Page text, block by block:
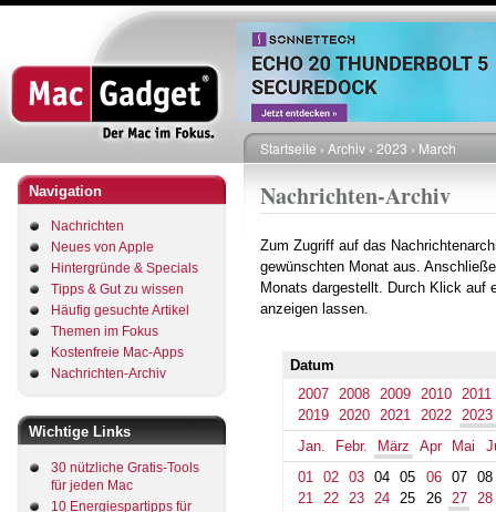
Direkt
zum
Inhalt
Navigation
Nachrichten
Neues von Apple
Hintergründe & Specials
Tipps & Gut zu wissen
Häufig gesuchte Artikel
Themen im Fokus
Kostenfreie Mac-Apps
Nachrichten-Archiv
Wichtige Links
30 nützliche Gratis-Tools
für jeden Mac
10 Energiespartipps für
Pfadnavigation
Startseite Archiv 2023 March
Nachrichten-Archiv
Zum Zugriff auf das
gewünschten Monat aus.
Monats dargestellt. Durch Klick auf
anzeigen lassen.
Datum
2007
2008 2009 2010
2011
2019
2020 2021 2022
2023
Jan.
Febr. März Apr Mai
01
02 03 04 05 06 07
08
21
22 23 24 25 26 27 28